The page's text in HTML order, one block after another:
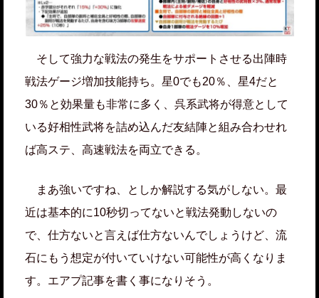
そして強力な戦法の発生をサポートさせる出陣時
戦法ゲージ増加技能持ち。星0でも20％、星4だと
30％と効果量も非常に多く、呉系武将が得意として
いる好相性武将を詰め込んだ友結陣と組み合わせれ
ば高ステ、高速戦法を両立できる。
まあ強いですね、としか解説する気がしない。最
近は基本的に10秒切ってないと戦法発動しないの
で、仕方ないと言えば仕方ないんでしょうけど、流
石にもう想定が付いていけない可能性が高くなりま
す。エアプ記事を書く事になりそう。